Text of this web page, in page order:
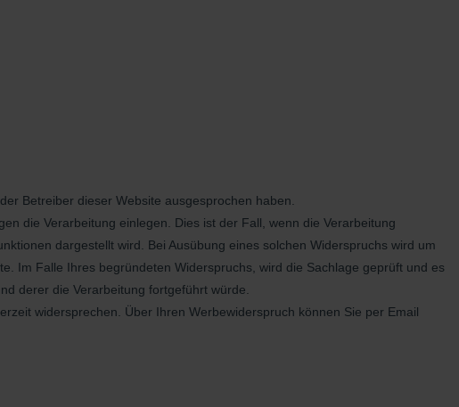
Betreiber dieser Website ausgesprochen haben.
die Verarbeitung einlegen. Dies ist der Fall, wenn die Verarbeitung
dargestellt wird. Bei Ausübung eines solchen Widerspruchs wird um
Im Falle Ihres begründeten Widerspruchs, wird die Sachlage geprüft und es
derer die Verarbeitung fortgeführt würde.
widersprechen. Über Ihren Werbewiderspruch können Sie per Email